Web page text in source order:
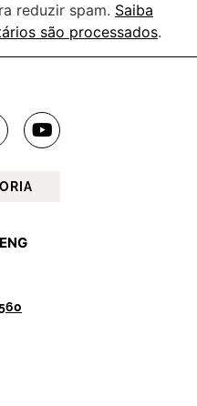
reduzir spam. Saiba
são processados.
ENG